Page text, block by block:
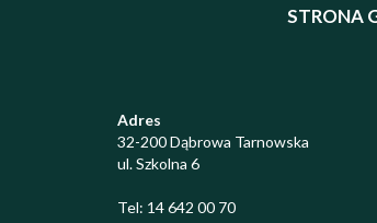
STRONA
Adres
32-200 Dąbrowa Tarnowska
ul. Szkolna 6
Tel: 14 642 00 70